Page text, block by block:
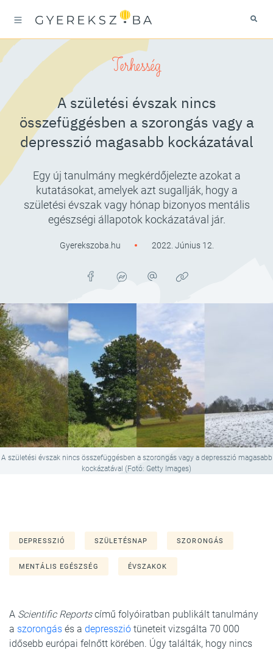
Terhesség
A születési évszak nincs
összefüggésben a szorongás vagy a
depresszió magasabb kockázatával
Egy új tanulmány megkérdőjelezte azokat a
kutatásokat, amelyek azt sugallják, hogy a
születési évszak vagy hónap bizonyos mentális
egészségi állapotok kockázatával jár.
Gyerekszoba.hu 2022. Június 12.
A születési évszak nincs összefüggésben a szorongás vagy a depresszió magasabb
kockázatával (Fotó: Getty Images)
DEPRESSZIÓ SZÜLETÉSNAP SZORONGÁS
MENTÁLIS EGÉSZSÉG ÉVSZAKOK
A Scientific Reportscímű folyóiratban publikált tanulmány
a szorongás és a depresszió tüneteit vizsgálta 70 000
idősebb európai felnőtt körében. Úgy találták, hogy nincs